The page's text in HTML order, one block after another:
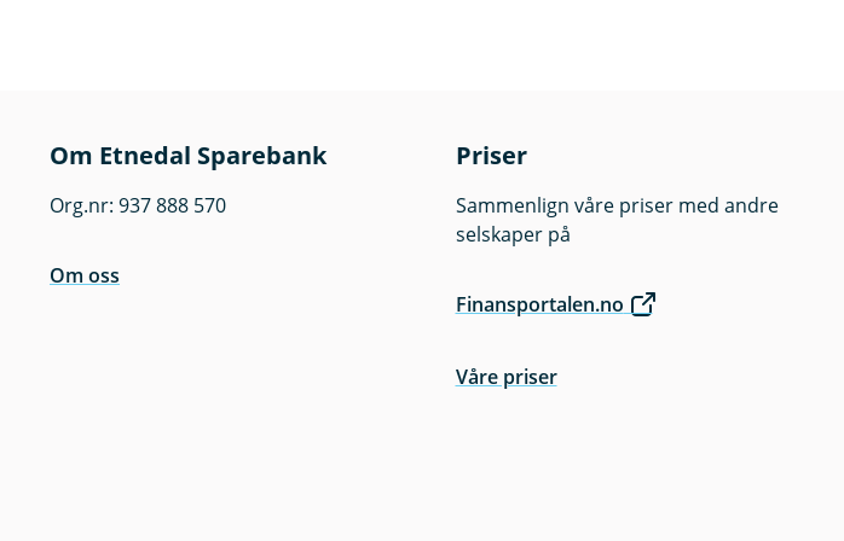
Om Etnedal Sparebank
Org.nr: 937 888 570
Om oss
Priser
Sammenlign våre priser med andre
selskaper på
Finansportalen.no
Våre priser